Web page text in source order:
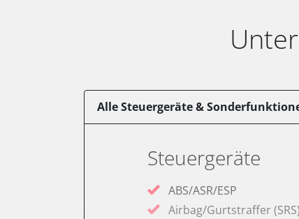
Alle Steuergeräte &
Steuergeräte
ABS/ASR/ESP
Airbag/Gurtstraffer (SRS)